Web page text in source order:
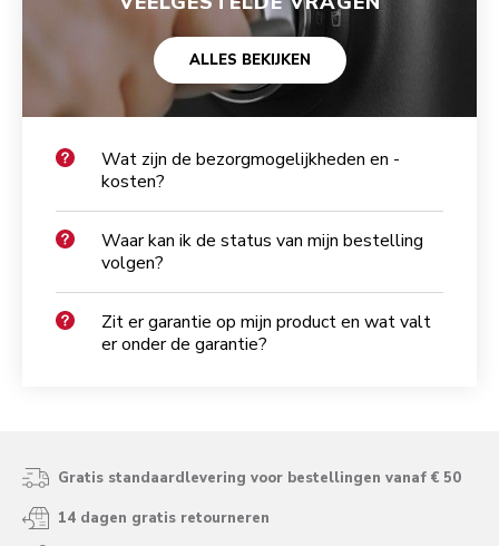
ALLES BEKIJKEN
Wat zijn de bezorgmogelijkheden en -
kosten?
Waar kan ik de status van mijn bestelling
volgen?
Zit er garantie op mijn product en wat valt
er onder de garantie?
Gratis standaardlevering voor bestellingen vanaf € 50
14 dagen gratis retourneren